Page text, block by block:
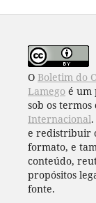
O Boletim do
Lamego é um
sob os termos
Internacional
e redistribuir
formato, e
conteúdo,
propósitos
fonte.